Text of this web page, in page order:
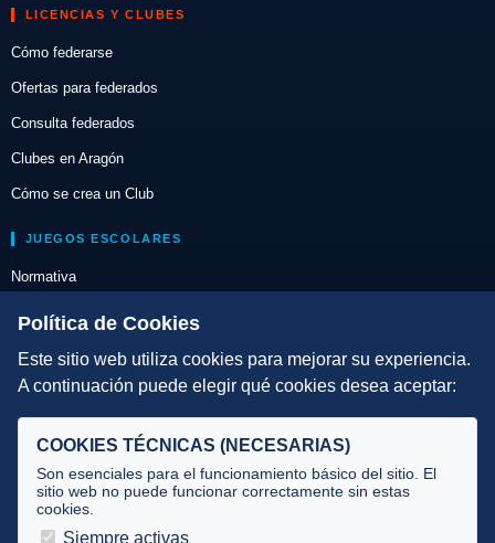
LICENCIAS Y CLUBES
Cómo federarse
Ofertas para federados
Consulta federados
Clubes en Aragón
Cómo se crea un Club
JUEGOS ESCOLARES
Normativa
Escuelas de Triatlón
DIRECCIÓN TÉCNICA
Selecciones
Tecnificación
JUECES Y OFICIALES
Política de Cookies
Este sitio web utiliza cookies para mejorar su experiencia.
A continuación puede elegir qué cookies desea aceptar:
COOKIES TÉCNICAS (NECESARIAS)
Son esenciales para el funcionamiento básico del sitio. El
sitio web no puede funcionar correctamente sin estas
cookies.
Siempre activas